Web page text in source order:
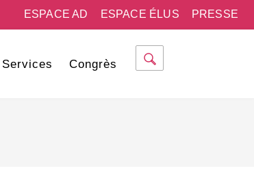
PRESSE
ESPACE ÉLUS
ESPACE AD
Services Congrès